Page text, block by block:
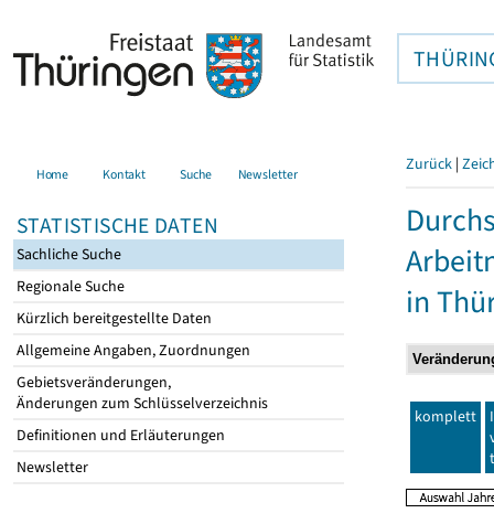
Home Kontakt Suche Newsletter
STATISTISCHE DATEN
Sachliche Suche
Regionale Suche
Kürzlich bereitgestellte Daten
Allgemeine Angaben, Zuordnungen
Gebietsveränderungen,
Änderungen zum Schlüsselverzeichnis
Definitionen und Erläuterungen
Newsletter
Zurück |
in
komplett